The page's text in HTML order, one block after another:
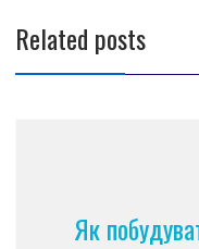
г
а
ц
Related posts
Як